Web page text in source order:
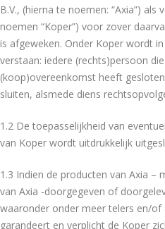
B.V., (hierna te noemen: “Axia”)
noemen “Koper”) voor zover
is afgeweken. Onder Koper wordt
verstaan: iedere (rechts)persoon
(koop)overeenkomst heeft
sluiten, alsmede diens
1.2 De toepasselijkheid van
van Koper wordt uitdrukkelijk
1.3 Indien de producten van Axia
van Axia -doorgegeven of
waaronder onder meer telers en/of
garandeert en verplicht de Koper